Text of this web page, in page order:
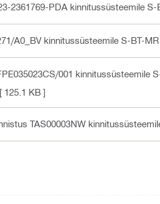
2361769-PDA kinnitussüsteemile
A0_BV kinnitussüsteemile S-BT-
001 kinnitussüsteemile
[ 125.1 KB ]
TAS00003NW